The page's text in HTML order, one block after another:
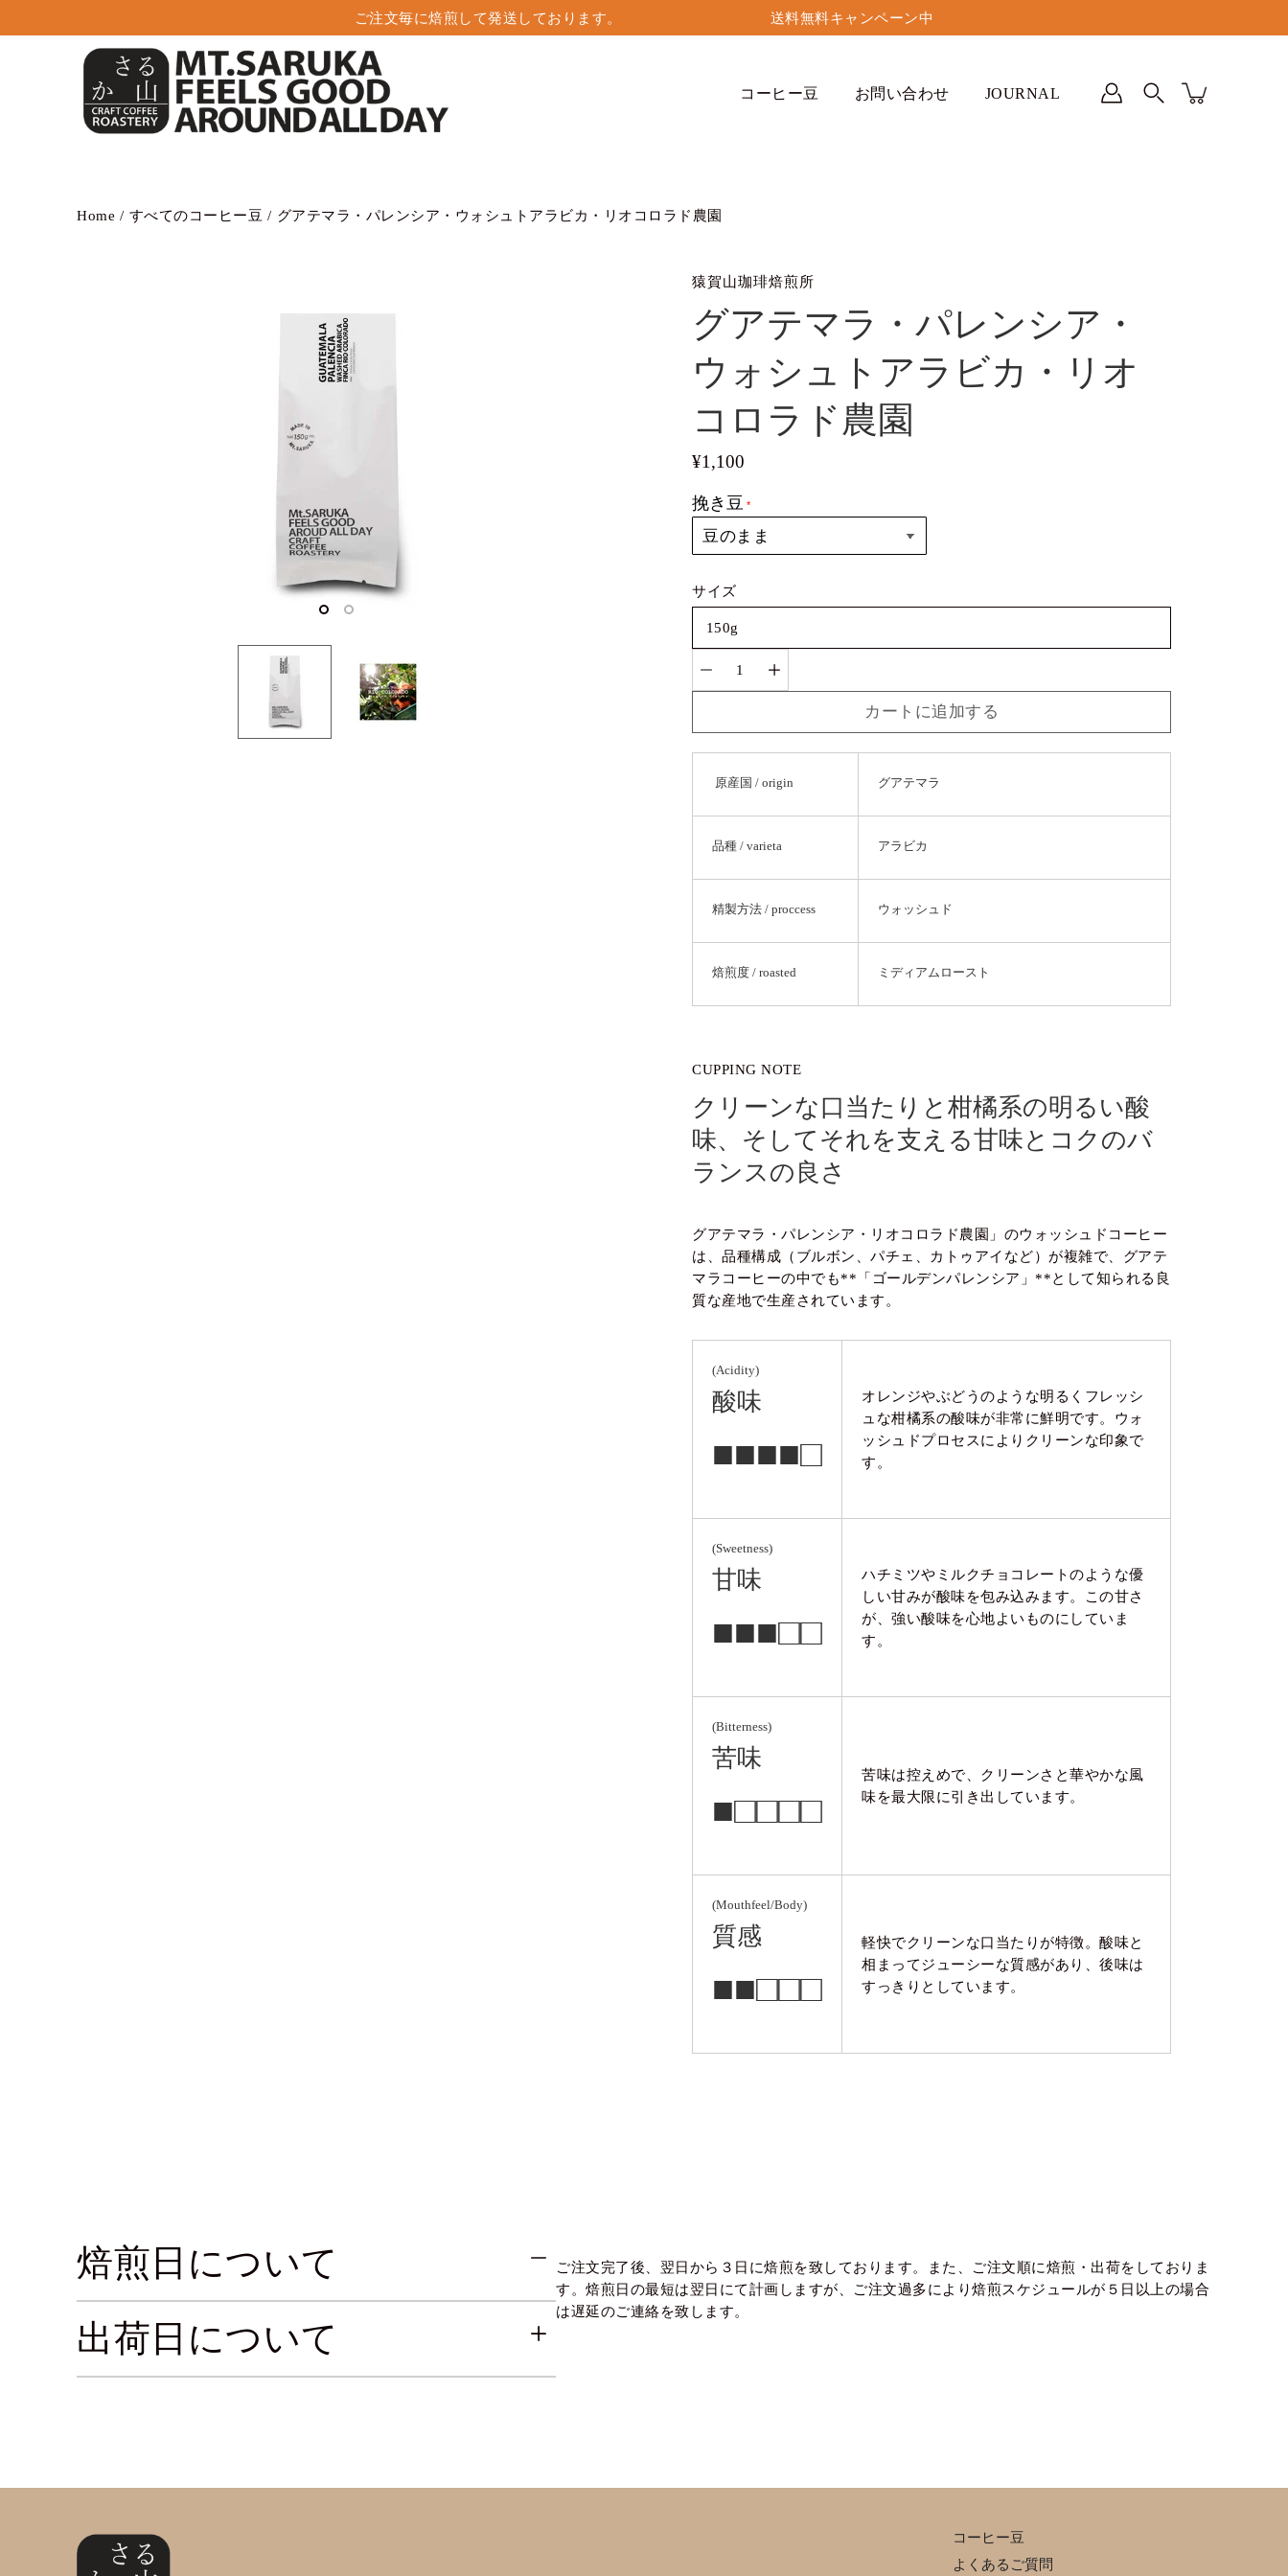
ご注文毎に焙煎して発送しております。 送料無料キャンペーン中
コーヒー豆 お問い合わせ JOURNAL
検
Home / すべてのコーヒー豆 / グアテマラ・パレンシア・ウォシュトアラビカ・リオコロラド農園
猿賀山珈琲焙煎所
グアテマラ・パレンシア・
ウォシュトアラビカ・リオ
コロラド農園
¥1,100
挽き豆
サイズ
150g
バ
リ
ー
シ
ョ
を
選
選
カートに追加する
原産国 / origin グアテマラ
品種 / varieta アラビカ
精製方法 / proccess ウォッシュド
焙煎度 / roasted ミディアムロースト
CUPPING NOTE
クリーンな口当たりと柑橘系の明るい酸
味、そしてそれを支える甘味とコクのバ
ランスの良さ
グアテマラ・パレンシア・リオコロラド農園」のウォッシュドコーヒー
は、品種構成（ブルボン、パチェ、カトゥアイなど）が複雑で、グアテ
マラコーヒーの中でも**「ゴールデンパレンシア」**として知られる良
質な産地で生産されています。
(Acidity)
酸味
■■■■□
オレンジやぶどうのような明るくフレッシ
ュな柑橘系の酸味が非常に鮮明です。ウォ
ッシュドプロセスによりクリーンな印象で
す。
(Sweetness)
甘味
■■■□□
ハチミツやミルクチョコレートのような優
しい甘みが酸味を包み込みます。この甘さ
が、強い酸味を心地よいものにしていま
す。
(Bitterness)
苦味
■□□□□
苦味は控えめで、クリーンさと華やかな風
味を最大限に引き出しています。
(Mouthfeel/Body)
質感
■■□□□
軽快でクリーンな口当たりが特徴。酸味と
相まってジューシーな質感があり、後味は
すっきりとしています。
焙煎日について
出荷日について
ご注文完了後、翌日から３日に焙煎を致しております。また、ご注文順に焙煎・出荷をしておりま
す。焙煎日の最短は翌日にて計画しますが、ご注文過多により焙煎スケジュールが５日以上の場合
は遅延のご連絡を致します。
コーヒー豆
よくあるご質問